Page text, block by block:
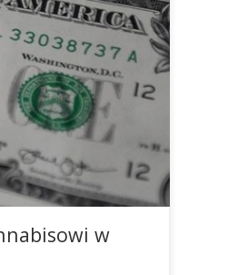
w Colorado otworzono
stanu
2017 roku
najaranych obywateli
są przeznaczane na
w